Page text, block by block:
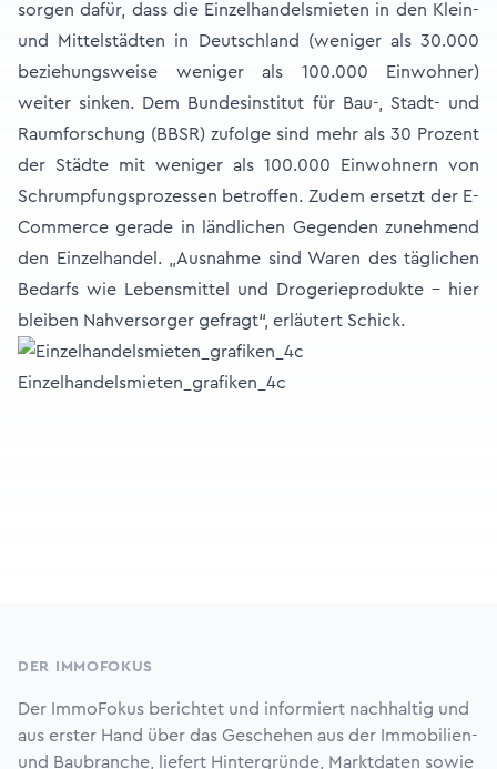
sorgen dafür, dass die Einzelhandelsmieten in den Klein-
und Mittelstädten in Deutschland (weniger als 30.000
beziehungsweise weniger als 100.000 Einwohner)
weiter sinken. Dem Bundesinstitut für Bau-, Stadt- und
Raumforschung (BBSR) zufolge sind mehr als 30 Prozent
der Städte mit weniger als 100.000 Einwohnern von
Schrumpfungsprozessen betroffen. Zudem ersetzt der E-
Commerce gerade in ländlichen Gegenden zunehmend
den Einzelhandel. „Ausnahme sind Waren des täglichen
Bedarfs wie Lebensmittel und Drogerieprodukte – hier
bleiben Nahversorger gefragt“, erläutert Schick.
Einzelhandelsmieten_grafiken_4c
DER IMMOFOKUS
Der ImmoFokus berichtet und informiert nachhaltig und
aus erster Hand über das Geschehen aus der Immobilien-
und Baubranche, liefert Hintergründe, Marktdaten sowie